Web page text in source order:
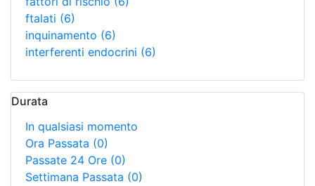
ftalati (6)
inquinamento (6)
interferenti endocrini (6)
Durata
In qualsiasi momento
Ora Passata (0)
Passate 24 Ore (0)
Settimana Passata (0)